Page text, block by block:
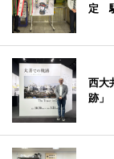
定
西大
跡」